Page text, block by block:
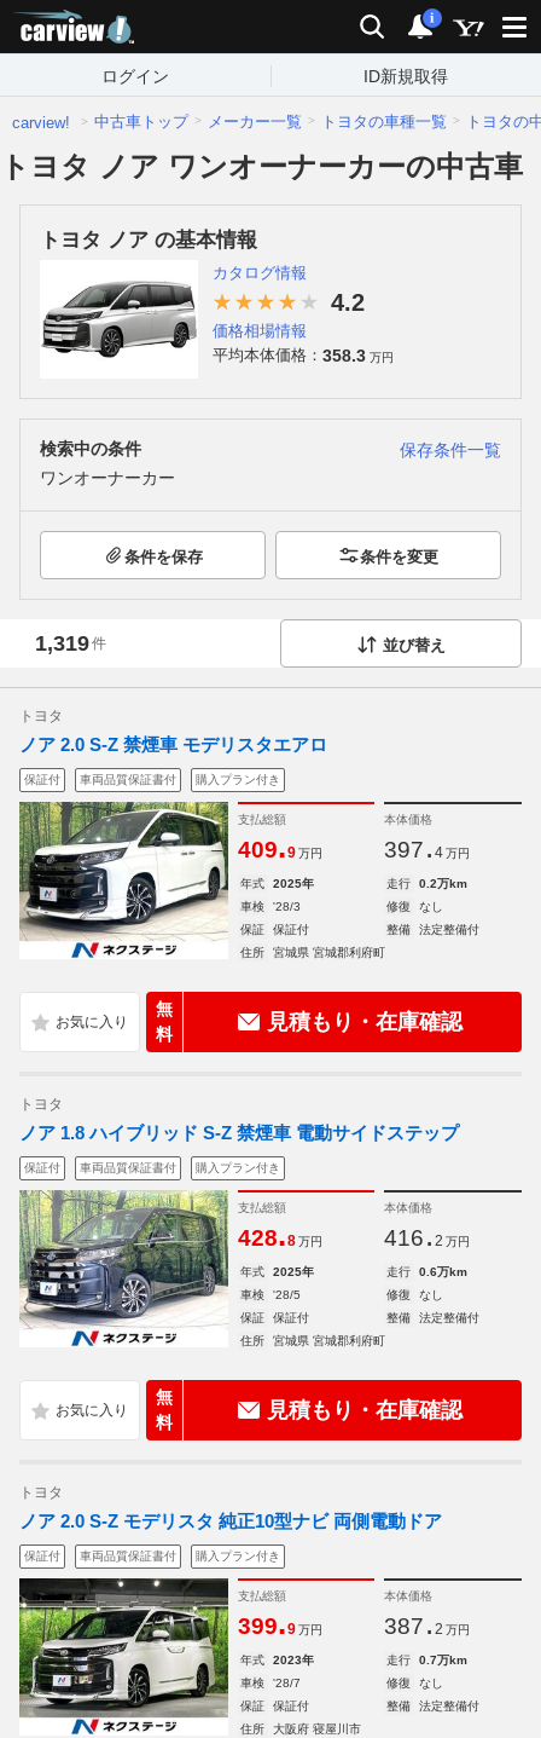
検索 通知
i
ログイン ID新規取得
carview! 中古車トップ メーカー一覧 トヨタの車種一覧 トヨタの
トヨタ ノア ワンオーナーカーの中古車
トヨタ ノア の基本情報
カタログ情報
4.2
価格相場情報
平均本体価格： 358.3 万円
検索中の条件
保存条件一覧
ワンオーナーカー
条件を保存 条件を変更
1,319件 並び替え
トヨタ
ノア 2.0 S-Z 禁煙車 モデリスタエアロ
保証付 車両品質保証書付 購入プラン付き
支払総額
409.9 万円
本体価格
397. 4 万円
年式 2025年 走行
0.2万km
車検
'28/3 修復
なし
保証
保証付 整備
法定整備付
住所
宮城県 宮城郡利府町
無
料
見積もり・在庫確認
トヨタ
ノア 1.8 ハイブリッド S-Z 禁煙車 電動サイドステップ
保証付 車両品質保証書付 購入プラン付き
支払総額
428.8 万円
本体価格
416. 2 万円
年式 2025年 走行
0.6万km
車検
'28/5 修復
なし
保証
保証付 整備
法定整備付
住所
宮城県 宮城郡利府町
無
料
見積もり・在庫確認
トヨタ
ノア 2.0 S-Z モデリスタ 純正10型ナビ 両側電動ドア
保証付 車両品質保証書付 購入プラン付き
支払総額
399.9 万円
本体価格
387. 2 万円
年式 2023年 走行
0.7万km
車検
'28/7 修復
なし
保証
保証付 整備
法定整備付
住所
大阪府 寝屋川市